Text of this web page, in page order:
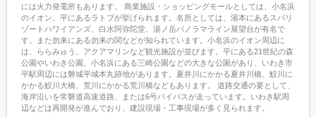
には火力発電所もあります。 商業施設・ショッピングモールとしては、小名浜
のイオン、平にあるラトブが挙げられます。名所としては、湯本にあるスパリ
ゾートハワイアンズ、白水阿弥陀堂、湯ノ岳パノラマライン展望台が有名で
す。また勿来にある勿来の関などが知られています。小名浜のイオン周辺に
は、ららみゅう、アクアマリンなど観光施設が並びます。平にある21世紀の森
公園やいわき公園、小名浜にある三崎公園などの大きな公園があり、いわき市
平駅周辺には磐城平城本丸跡地があります。夏井川にかかる夏井川橋、鮫川に
かかる鮫川大橋、荒川にかかる荒川橋などもあります。 道路交通の要として、
海岸沿いを常磐道高速道路、または6号バイパスが走っています。いわき駅周
辺などは再開発が進んでおり、建設現場・工事現場が多く見られます。